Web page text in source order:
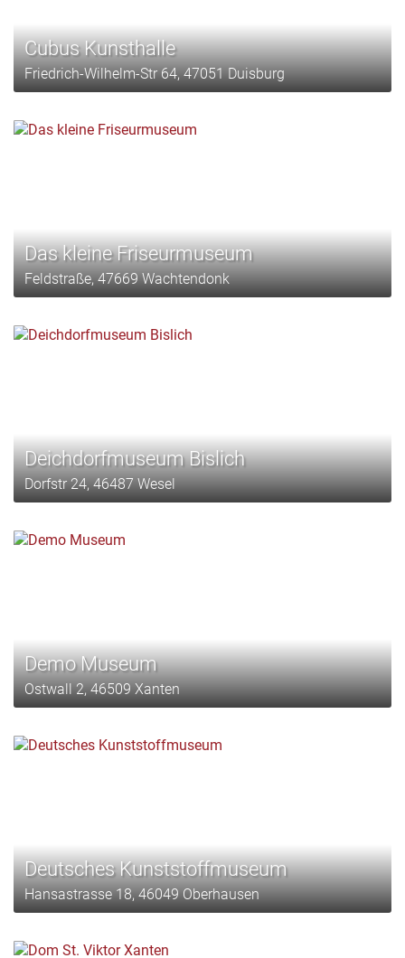
Cubus Kunsthalle
Friedrich-Wilhelm-Str 64, 47051 Duisburg
Das kleine Friseurmuseum
Feldstraße, 47669 Wachtendonk
Deichdorfmuseum Bislich
Dorfstr 24, 46487 Wesel
Demo Museum
Ostwall 2, 46509 Xanten
Deutsches Kunststoffmuseum
Hansastrasse 18, 46049 Oberhausen